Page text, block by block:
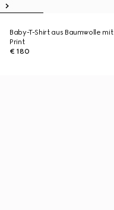
Baby-T-Shirt aus Baumwolle mit
Print
€ 180